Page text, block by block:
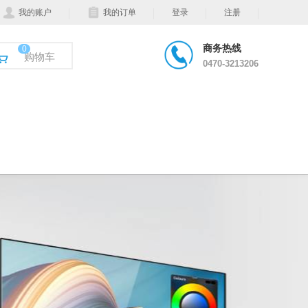
我的账户 我的订单 登录 注册
购物车
0 商务热线
0470-3213206